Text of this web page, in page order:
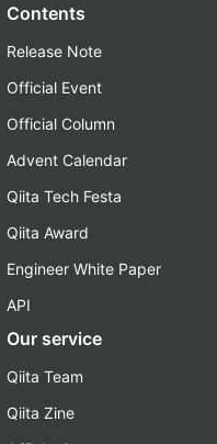
Contents
Release Note
Official Event
Official Column
Advent Calendar
Qiita Tech Festa
Qiita Award
Engineer White Paper
API
Our service
Qiita Team
Qiita Zine